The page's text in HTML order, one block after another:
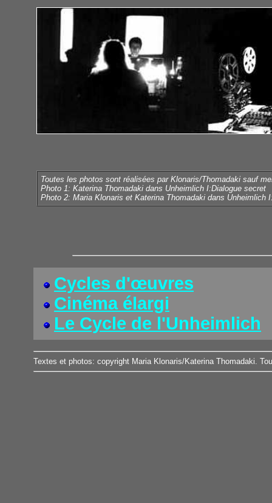
Toutes les photos sont réalisées par Klonaris/Thomadaki sauf
Photo 1: Katerina Thomadaki dans Unheimlich I:Dialogue secret
Photo 2: Maria Klonaris et Katerina Thomadaki dans Unheimlich
Cycles d'œuvres
Cinéma élargi
Le Cycle de l'Unheimlich
Textes et photos: copyright Maria Klonaris/Katerina Thomadaki.